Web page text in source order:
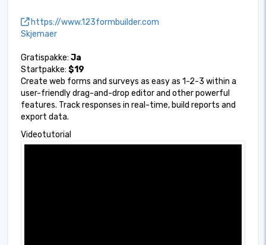
https://www.123formbuilder.com
Skjemaer
Gratispakke: Ja
Startpakke: $19
Create web forms and surveys as easy as 1-2-3 within a
user-friendly drag-and-drop editor and other powerful
features. Track responses in real-time, build reports and
export data.
Videotutorial